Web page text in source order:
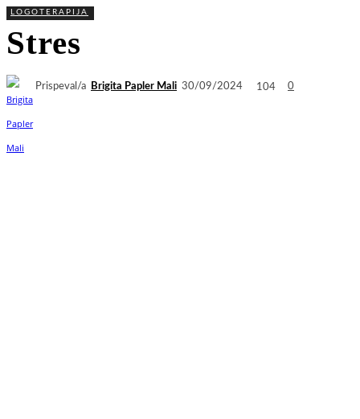
LOGOTERAPIJA
Stres
Prispeval/a Brigita Papler Mali 30/09/2024 104 0